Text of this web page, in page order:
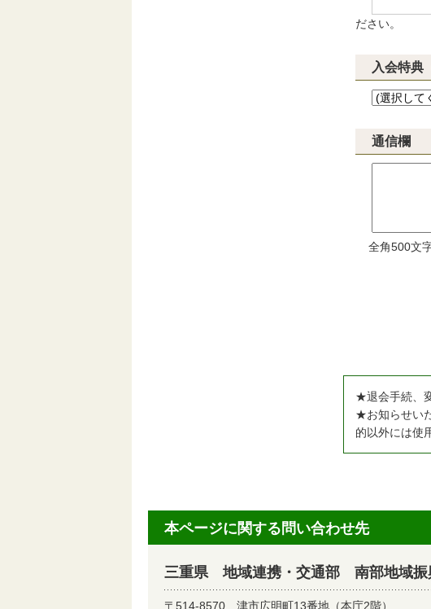
ださい。
入会特典
通信欄
全角500文
★退会手続、
★お知らせい
的以外には使
本ページに関する問い合わせ先
三重県 地域連携・交通部 南部地域
〒514-8570 津市広明町13番地（本庁2階）